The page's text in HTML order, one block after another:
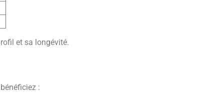
et sa longévité.
: